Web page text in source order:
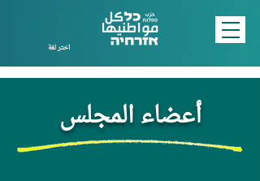
اختر لغة
أعضاء المجلس